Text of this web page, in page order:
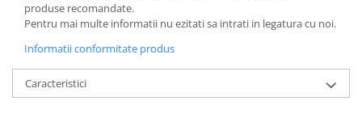
produse recomandate.
Pentru mai multe informatii nu ezitati sa intrati in legatura cu noi.
Informatii conformitate produs
Caracteristici